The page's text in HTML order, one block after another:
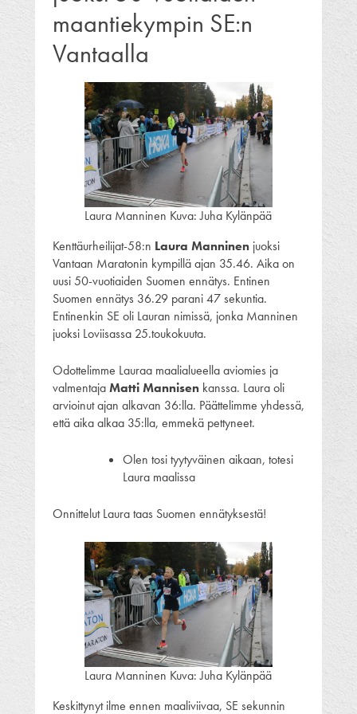
maantiekympin SE:n
Vantaalla
Laura Manninen Kuva: Juha Kylänpää
Kenttäurheilijat-58:n Laura Manninen juoksi
Vantaan Maratonin kympillä ajan 35.46. Aika on
uusi 50-vuotiaiden Suomen ennätys. Entinen
Suomen ennätys 36.29 parani 47 sekuntia.
Entinenkin SE oli Lauran nimissä, jonka Manninen
juoksi Loviisassa 25.toukokuuta.
Odottelimme Lauraa maalialueella aviomies ja
valmentajaMatti Mannisen kanssa. Laura oli
arvioinut ajan alkavan 36:lla. Päättelimme yhdessä,
että aika alkaa 35:lla, emmekä pettyneet.
Olen tosi tyytyväinen aikaan, totesi
Laura maalissa
Onnittelut Laura taas Suomen ennätyksestä!
Laura Manninen Kuva: Juha Kylänpää
Keskittynyt ilme ennen maaliviivaa, SE sekunnin